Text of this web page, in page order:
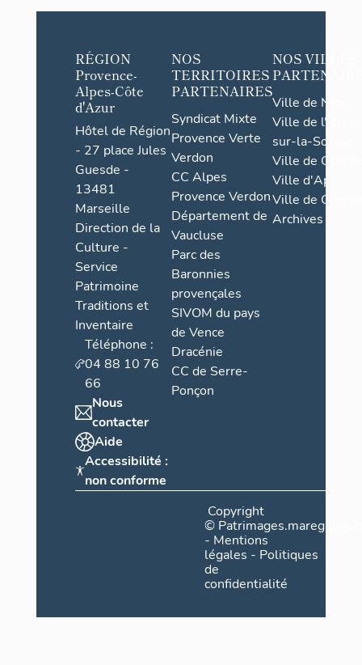
RÉGION
Provence-
Alpes-Côte
d'Azur
Hôtel de Région
- 27 place Jules
Guesde -
13481
Marseille
Direction de la
Culture -
Service
Patrimoine
Traditions et
Inventaire
Téléphone :
04 88 10 76
66
Nous
contacter
Aide
Accessibilité :
non conforme
NOS
TERRITOIRES
PARTENAIRES
Syndicat Mixte
Provence Verte
Verdon
CC Alpes
Provence Verdon
Département de
Vaucluse
Parc des
Baronnies
provençales
SIVOM du pays
de Vence
Dracénie
CC de Serre-
Ponçon
NOS VILLES
Ville de Nice
Ville de l'Isle-
sur-la-Sorgue
Ville de Grasse
Ville d'Apt
Ville de
Archives
Copyright
©
- Mentions
légales - Politiques
de
confidentialité